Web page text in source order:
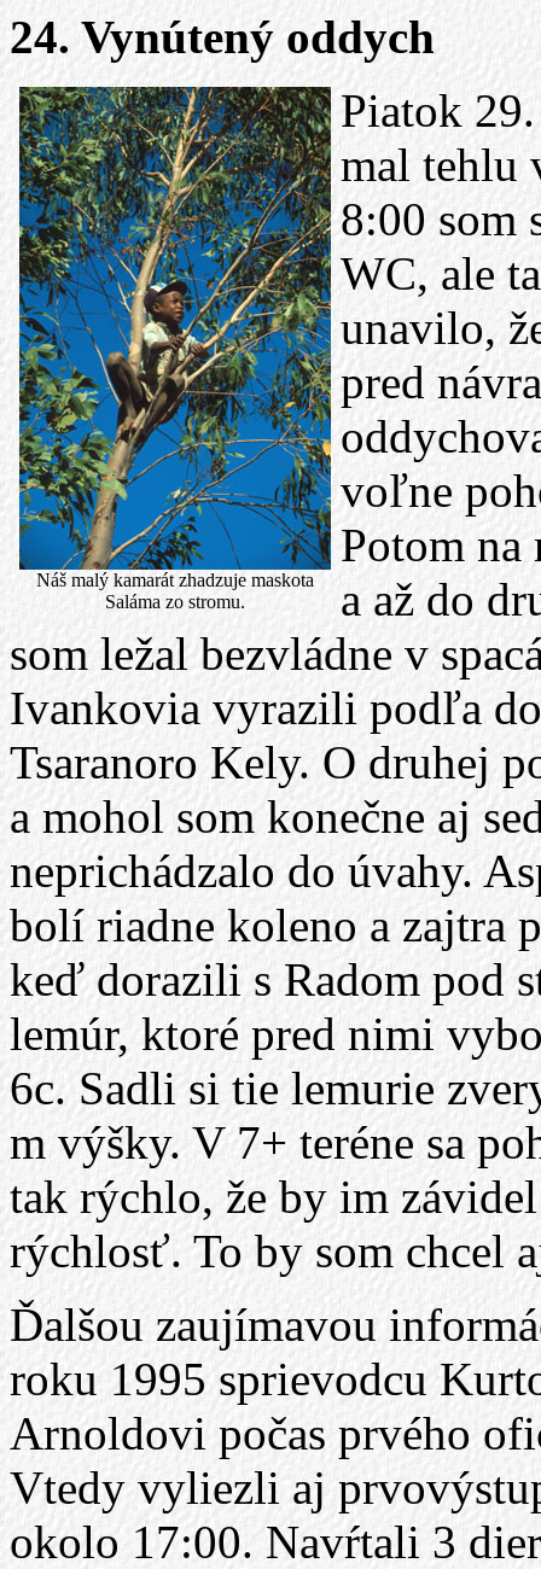
24. Vynútený oddych
Náš malý kamarát zhadzuje maskota
Saláma zo stromu.
Piatok
mal tehlu
8:00 som
WC, ale
unavilo,
pred
voľne
Potom na
a až do
som ležal bezvládne v
Ivankovia vyrazili podľa
Tsaranoro Kely. O druhej
a mohol som konečne aj
neprichádzalo do úvahy.
bolí riadne koleno a zajtra
keď dorazili s Radom pod
lemúr, ktoré pred nimi
6c. Sadli si tie lemurie
m výšky. V 7+ teréne sa
tak rýchlo, že by im
rýchlosť. To by som chcel
Ďalšou zaujímavou
roku 1995 sprievodcu
Arnoldovi počas prvého
Vtedy vyliezli aj
okolo 17:00. Navŕtali 3